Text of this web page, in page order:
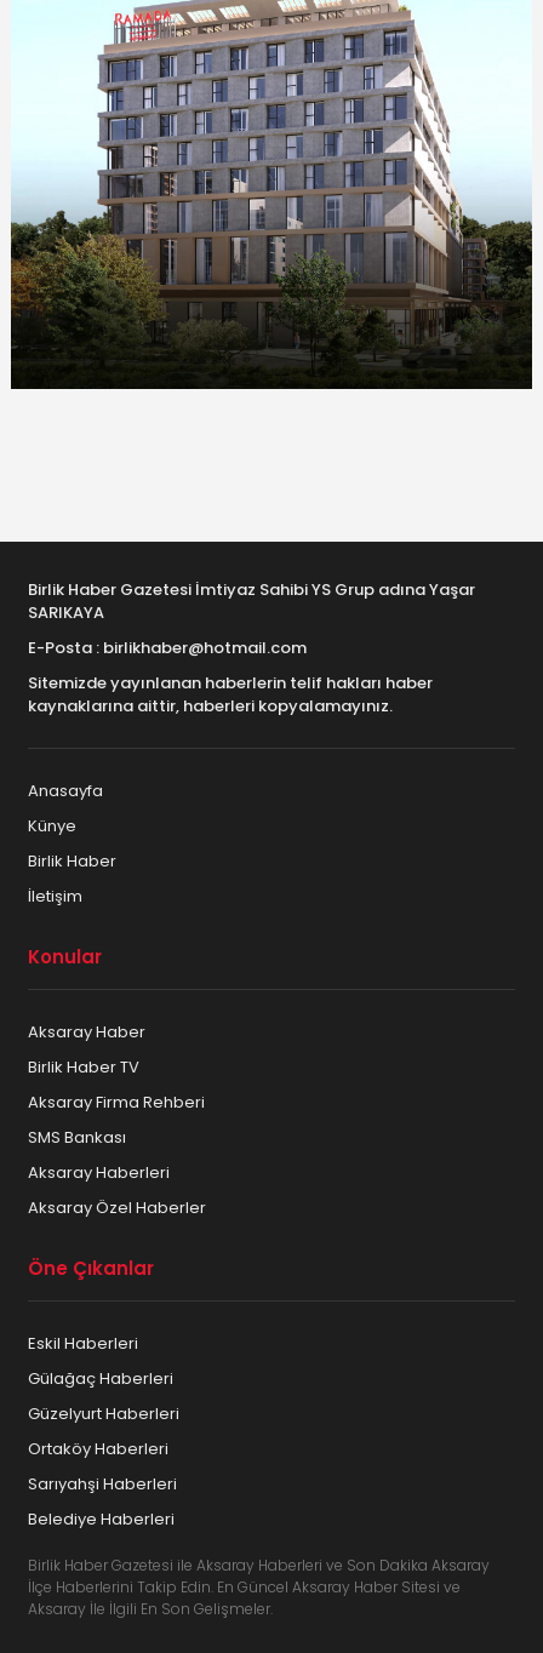
Birlik Haber Gazetesi İmtiyaz Sahibi YS Grup adına Yaşar
SARIKAYA
E-Posta : birlikhaber@hotmail.com
Sitemizde yayınlanan haberlerin telif hakları haber
kaynaklarına aittir, haberleri kopyalamayınız.
Anasayfa
Künye
Birlik Haber
İletişim
Konular
Aksaray Haber
Birlik Haber TV
Aksaray Firma Rehberi
SMS Bankası
Aksaray Haberleri
Aksaray Özel Haberler
Öne Çıkanlar
Eskil Haberleri
Gülağaç Haberleri
Güzelyurt Haberleri
Ortaköy Haberleri
Sarıyahşi Haberleri
Belediye Haberleri
Birlik Haber Gazetesi ile Aksaray Haberleri ve Son Dakika Aksaray
İlçe Haberlerini Takip Edin. En Güncel Aksaray Haber Sitesi ve
Aksaray İle İlgili En Son Gelişmeler.